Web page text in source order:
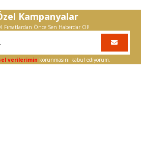
Kampanyalar
Fırsatlardan Önce Sen Haberdar Ol!
verilerimin korunmasını kabul ediyorum.